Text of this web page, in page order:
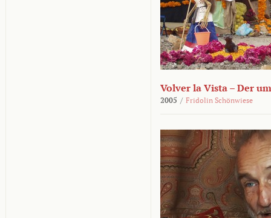
Volver la Vista – Der
2005 / Fridolin Schönwiese